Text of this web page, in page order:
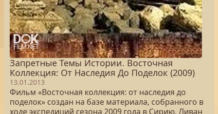
Запретные Темы Истории. Восточная
Коллекция: От Наследия До Поделок (2009)
13.01.2013
Фильм «Восточная коллекция: от наследия до
поделок» создан на базе материала, собранного в
ходе экспедиций сезона 2009 года в Сирию, Ливан